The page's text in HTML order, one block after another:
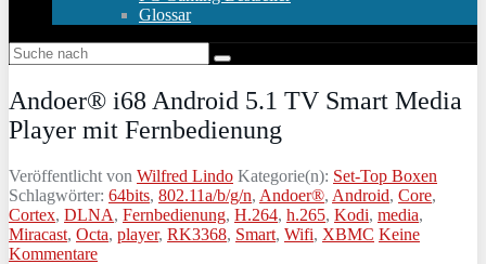
Glossar
Andoer® i68 Android 5.1 TV Smart Media
Player mit Fernbedienung
Veröffentlicht von Wilfred Lindo Kategorie(n): Set-Top Boxen
Schlagwörter: 64bits, 802.11a/b/g/n, Andoer®, Android, Core,
Cortex, DLNA, Fernbedienung, H.264, h.265, Kodi, media,
Miracast, Octa, player, RK3368, Smart, Wifi, XBMC Keine
Kommentare